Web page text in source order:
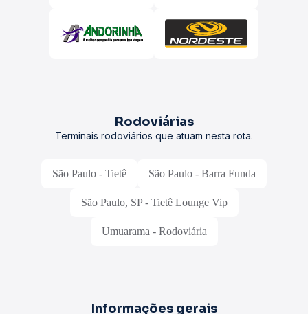
Rodoviárias
Terminais rodoviários que atuam nesta rota.
São Paulo - Tietê São Paulo - Barra Funda
São Paulo, SP - Tietê Lounge Vip
Umuarama - Rodoviária
Informações gerais